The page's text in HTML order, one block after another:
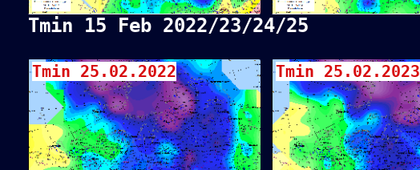
Tmin 15 Feb 2022/23/24/25
Tmin 25.02.2022 Tmin 25.02.2023